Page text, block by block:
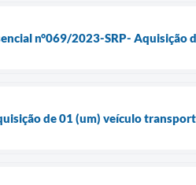
n°069/2023-SRP-
de 01 (um) veículo